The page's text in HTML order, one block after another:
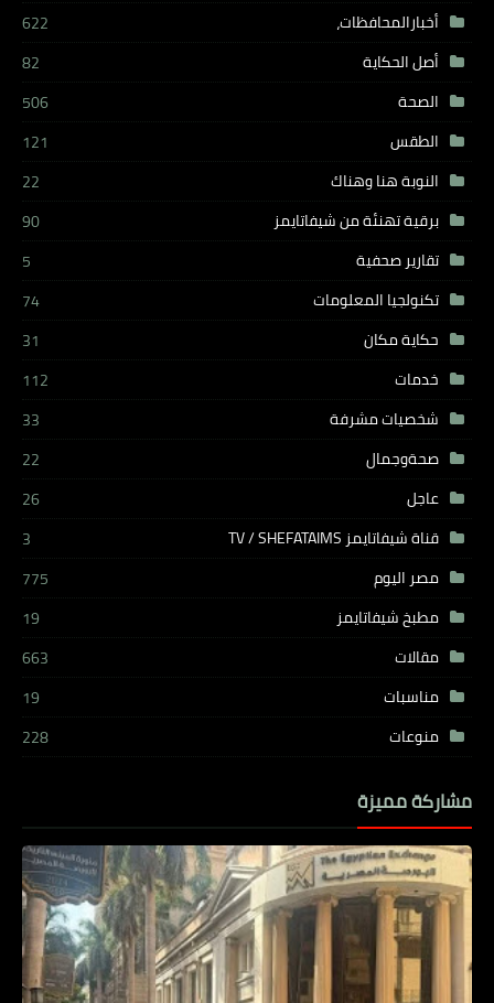
أخبارالمحافظات،
622
أصل الحكاية
82
الصحة
506
الطقس
121
النوبة هنا وهناك
22
برقية تهنئة من شيفاتايمز
90
تقارير صحفية
5
تكنولجيا المعلومات
74
حكاية مكان
31
خدمات
112
شخصيات مشرفة
33
صحةوجمال
22
عاجل
26
قناة شيفاتايمز TV / SHEFATAIMS
3
مصر اليوم
775
مطبخ شيفاتايمز
19
مقالات
663
مناسبات
19
منوعات
228
مشاركة مميزة